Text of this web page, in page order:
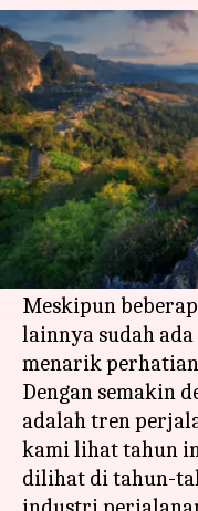
Tren
saksikan di
menulis Taufiq Al Jufri
Apa ceritanya
Tahun 2023 telah
tren perjalanan
perjalanan.
Meskipun
lainnya sudah
menarik
Dengan semakin
adalah tren
kami lihat tahun
dilihat di tahun-